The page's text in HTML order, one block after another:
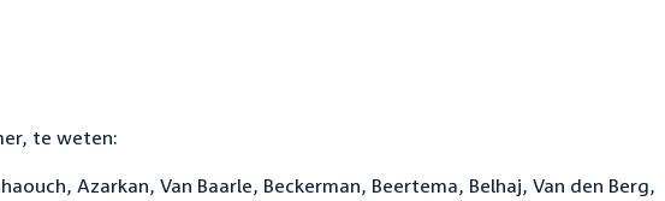
te weten:
Azarkan, Van Baarle, Beckerman, Beertema, Belhaj, Van den Berg,